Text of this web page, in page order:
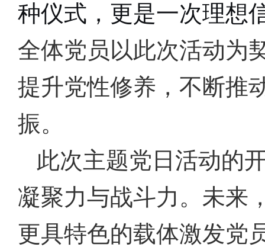
种仪式，更是一次理想
全体党员以此次活动为
提升党性修养， 不断推
振。
此次主题党日活动的
凝聚力与战斗力。未来
更具特色的载体激发党